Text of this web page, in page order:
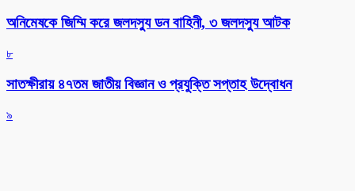
অনিমেষকে জিম্মি করে জলদস্যু ডন বাহিনী, ৩ জলদস্যু আটক
৮
সাতক্ষীরায় ৪৭তম জাতীয় বিজ্ঞান ও প্রযুক্তি সপ্তাহ উদ্বোধন
৯